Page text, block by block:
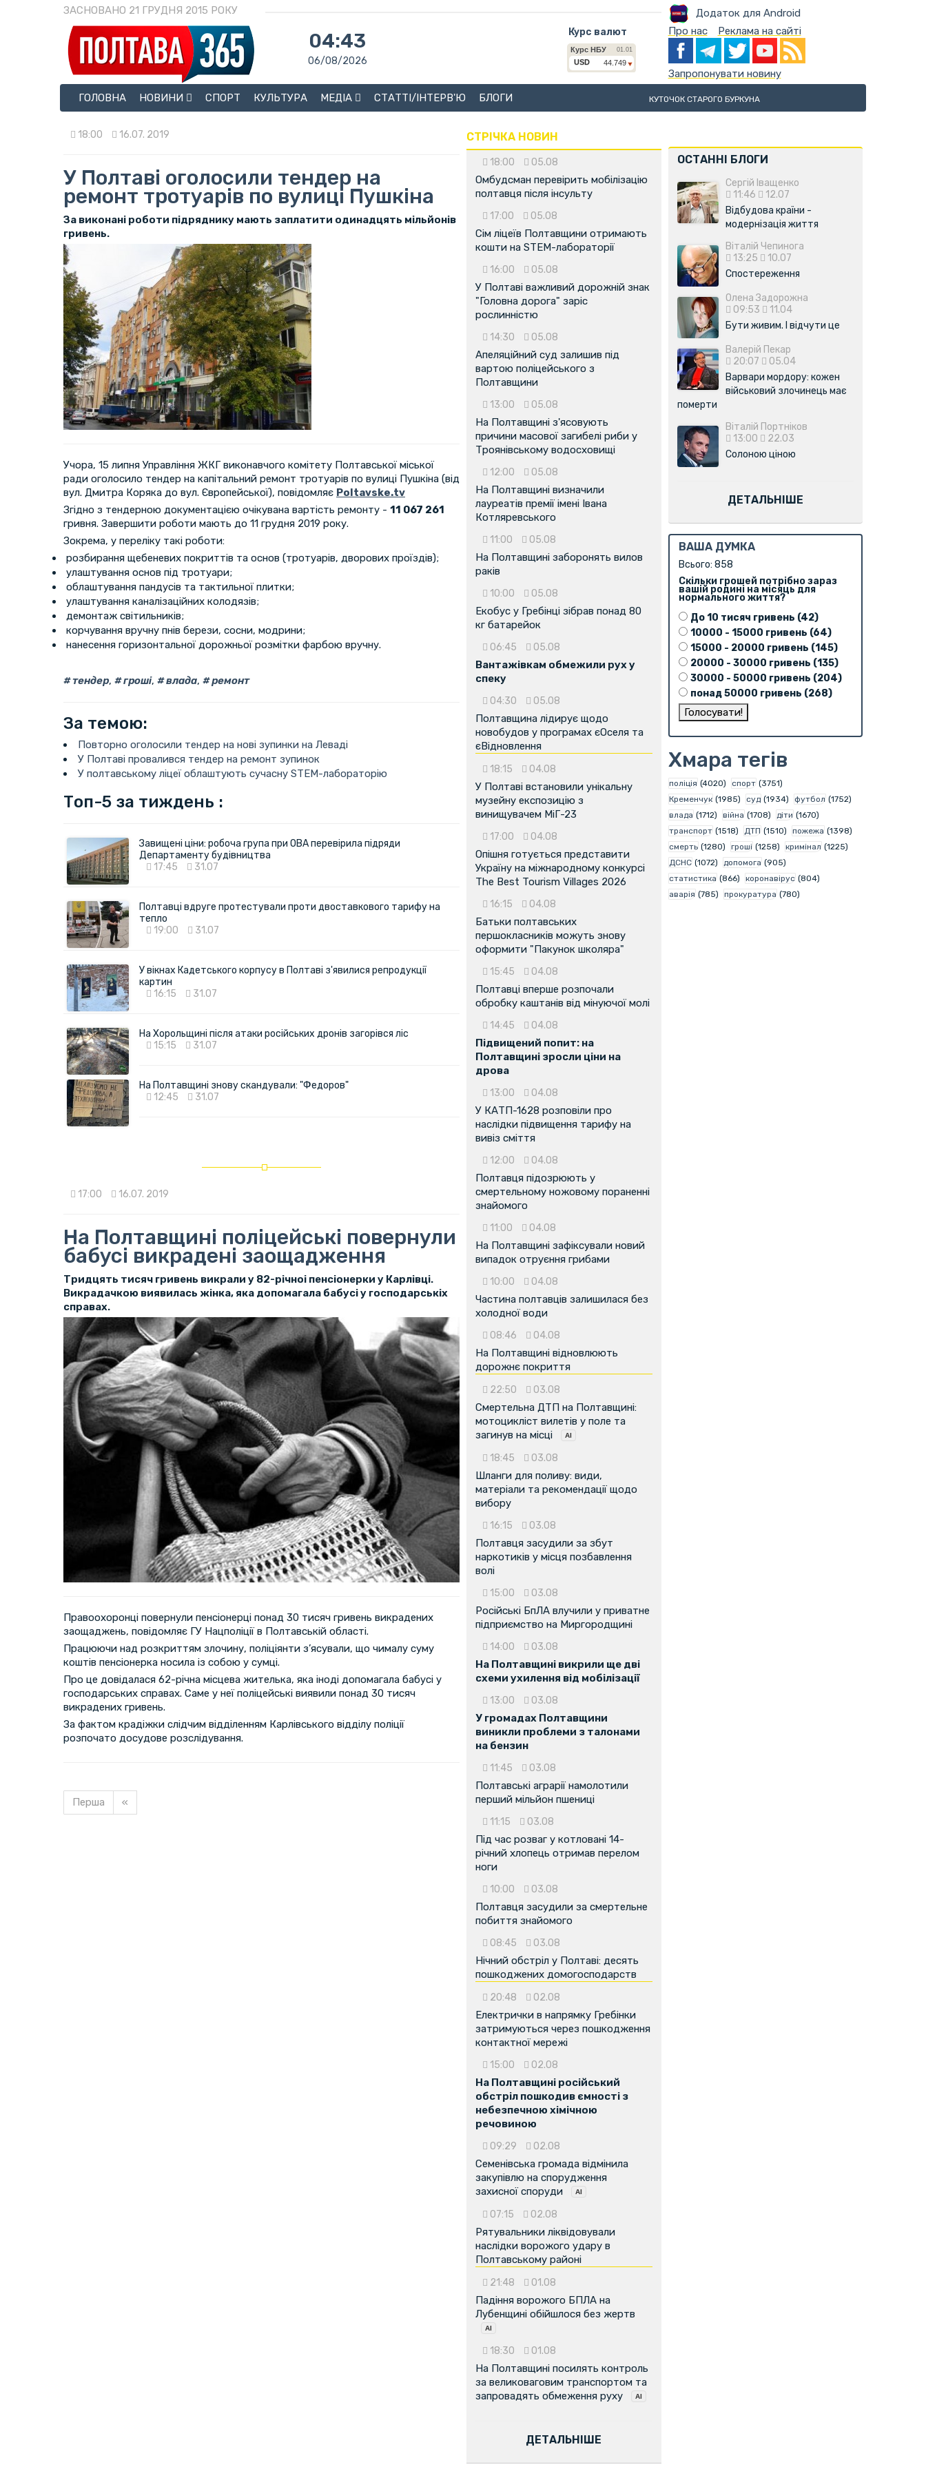
ЗАСНОВАНО 21 ГРУДНЯ 2015 РОКУ Додаток для Android
04:43
06/08/2026
Курс валют Про нас Реклама на сайті
Запропонувати новину
ГОЛОВНА
НОВИНИ СПОРТ КУЛЬТУРА МЕДІА СТАТТІ/ІНТЕРВ'Ю БЛОГИ КУТОЧОК СТАРОГО БУРКУНА
18:00 16.07. 2019
У Полтаві оголосили тендер на
ремонт тротуарів по вулиці Пушкіна
За виконані роботи підряднику мають заплатити одинадцять мільйонів
гривень.
Учора, 15 липня Управління ЖКГ виконавчого комітету Полтавської міської
ради оголосило тендер на капітальний ремонт тротуарів по вулиці Пушкіна (від
вул. Дмитра Коряка до вул. Європейської), повідомляє Poltavske.tv
Згідно з тендерною документацією очікувана вартість ремонту - 11 067 261
гривня. Завершити роботи мають до 11 грудня 2019 року.
Зокрема, у переліку такі роботи:
розбирання щебеневих покриттiв та основ (тротуарів, дворових проїздів);
улаштування основ пiд тротуари;
облаштування пандусів та тактильної плитки;
улаштування каналізаційних колодязiв;
демонтаж світильників;
корчування вручну пнiв берези, сосни, модрини;
нанесення горизонтальної дорожньої розмітки фарбою вручну.
тендер, гроші, влада, ремонт
За темою:
Повторно оголосили тендер на нові зупинки на Леваді
У Полтаві провалився тендер на ремонт зупинок
У полтавському ліцеї облаштують сучасну STEM-лабораторію
Топ-5 за тиждень :
Завищені ціни: робоча група при ОВА перевірила підряди
Департаменту будівництва
17:45
31.07
Полтавці вдруге протестували проти двоставкового тарифу на
тепло
19:00
31.07
У вікнах Кадетського корпусу в Полтаві з'явилися репродукції
картин
16:15
31.07
На Хорольщині після атаки російських дронів загорівся ліс
15:15
31.07
На Полтавщині знову скандували: "Федоров"
12:45
31.07
17:00 16.07. 2019
На Полтавщині поліцейські повернули
бабусі викрадені заощадження
Тридцять тисяч гривень викрали у 82-річноі пенсіонерки у Карлівці.
Викрадачкою виявилась жінка, яка допомагала бабусі у господарськіх
справах.
Правоохоронці повернули пенсіонерці понад 30 тисяч гривень викрадених
заощаджень, повідомляє ГУ Нацполіції в Полтавській області.
Працюючи над розкриттям злочину, поліціянти з’ясували, що чималу суму
коштів пенсіонерка носила із собою у сумці.
Про це довідалася 62-річна місцева жителька, яка іноді допомагала бабусі у
господарських справах. Саме у неї поліцейські виявили понад 30 тисяч
викрадених гривень.
За фактом крадіжки слідчим відділенням Карлівського відділу поліції
розпочато досудове розслідування.
Перша «
СТРІЧКА НОВИН
18:00 05.08
Омбудсман перевірить мобілізацію
полтавця після інсульту
17:00 05.08
Сім ліцеїв Полтавщини отримають
кошти на STEM-лабораторії
16:00 05.08
У Полтаві важливий дорожній знак
"Головна дорога" заріс
рослинністю
14:30 05.08
Апеляційний суд залишив під
вартою поліцейського з
Полтавщини
13:00 05.08
На Полтавщині з'ясовують
причини масової загибелі риби у
Троянівському водосховищі
12:00 05.08
На Полтавщині визначили
лауреатів премії імені Івана
Котляревського
11:00 05.08
На Полтавщині заборонять вилов
раків
10:00 05.08
Екобус у Гребінці зібрав понад 80
кг батарейок
06:45 05.08
Вантажівкам обмежили рух у
спеку
04:30 05.08
Полтавщина лідирує щодо
новобудов у програмах єОселя та
єВідновлення
18:15 04.08
У Полтаві встановили унікальну
музейну експозицію з
винищувачем МіГ-23
17:00 04.08
Опішня готується представити
Україну на міжнародному конкурсі
The Best Tourism Villages 2026
16:15 04.08
Батьки полтавських
першокласників можуть знову
оформити "Пакунок школяра"
15:45 04.08
Полтавці вперше розпочали
обробку каштанів від мінуючої молі
14:45 04.08
Підвищений попит: на
Полтавщині зросли ціни на
дрова
13:00 04.08
У КАТП-1628 розповіли про
наслідки підвищення тарифу на
вивіз сміття
12:00 04.08
Полтавця підозрюють у
смертельному ножовому пораненні
знайомого
11:00 04.08
На Полтавщині зафіксували новий
випадок отруєння грибами
10:00 04.08
Частина полтавців залишилася без
холодної води
08:46 04.08
На Полтавщині відновлюють
дорожнє покриття
22:50 03.08
Смертельна ДТП на Полтавщині:
мотоцикліст вилетів у поле та
загинув на місці
18:45 03.08
Шланги для поливу: види,
матеріали та рекомендації щодо
вибору
16:15 03.08
Полтавця засудили за збут
наркотиків у місця позбавлення
волі
15:00 03.08
Російські БпЛА влучили у приватне
підприємство на Миргородщині
14:00 03.08
На Полтавщині викрили ще дві
схеми ухилення від мобілізації
13:00 03.08
У громадах Полтавщини
виникли проблеми з талонами
на бензин
11:45 03.08
Полтавські аграрії намолотили
перший мільйон пшениці
11:15 03.08
Під час розваг у котловані 14-
річний хлопець отримав перелом
ноги
10:00 03.08
Полтавця засудили за смертельне
побиття знайомого
08:45 03.08
Нічний обстріл у Полтаві: десять
пошкоджених домогосподарств
20:48 02.08
Електрички в напрямку Гребінки
затримуються через пошкодження
контактної мережі
15:00 02.08
На Полтавщині російський
обстріл пошкодив ємності з
небезпечною хімічною
речовиною
09:29 02.08
Семенівська громада відмінила
закупівлю на спорудження
захисної споруди
07:15 02.08
Рятувальники ліквідовували
наслідки ворожого удару в
Полтавському районі
21:48 01.08
Падіння ворожого БПЛА на
Лубенщині обійшлося без жертв
18:30 01.08
На Полтавщині посилять контроль
за великоваговим транспортом та
запровадять обмеження руху
ДЕТАЛЬНІШЕ
ОСТАННІ БЛОГИ
Сергій Іващенко
11:46
12.07
Відбудова країни -
модернізація життя
Віталій Чепинога
13:25
10.07
Спостереження
Олена Задорожна
09:53
11.04
Бути живим. І відчути це
Валерій Пекар
20:07
05.04
Варвари мордору: кожен
військовий злочинець має
померти
Віталій Портніков
13:00
22.03
Солоною ціною
ДЕТАЛЬНІШЕ
ВАША ДУМКА
Всього: 858
Скільки грошей потрібно зараз
вашій родині на місяць для
нормального життя?
До 10 тисяч гривень (42)
10000 - 15000 гривень (64)
15000 - 20000 гривень (145)
20000 - 30000 гривень (135)
30000 - 50000 гривень (204)
понад 50000 гривень (268)
Хмара тегів
поліція (4020) спорт (3751)
Кременчук (1985) суд (1934) футбол (1752)
влада (1712) війна (1708) діти (1670)
транспорт (1518) ДТП (1510) пожежа (1398)
смерть (1280) гроші (1258) кримінал (1225)
ДСНС (1072) допомога (905)
статистика (866) коронавірус (804)
аварія (785) прокуратура (780)